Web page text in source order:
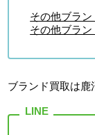
その他ブラ
その他ブラ
ブランド買取は鹿